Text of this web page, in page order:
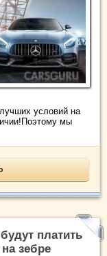
условий на
мы
платить
зебре